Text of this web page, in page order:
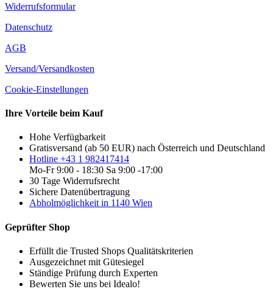
Widerrufsformular
Datenschutz
AGB
Versand/Versandkosten
Cookie-Einstellungen
Ihre Vorteile beim Kauf
Hohe Verfügbarkeit
Gratisversand (ab 50 EUR) nach Österreich und Deutschland
Hotline +43 1 982417414
Mo-Fr 9:00 - 18:30 Sa 9:00 -17:00
30 Tage Widerrufsrecht
Sichere Datenübertragung
Abholmöglichkeit in 1140 Wien
Geprüfter Shop
Erfüllt die Trusted Shops Qualitätskriterien
Ausgezeichnet mit Gütesiegel
Ständige Prüfung durch Experten
Bewerten Sie uns bei Idealo!